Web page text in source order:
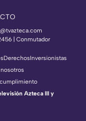
| Conmutador
DerechosInversionistas
Azteca III y